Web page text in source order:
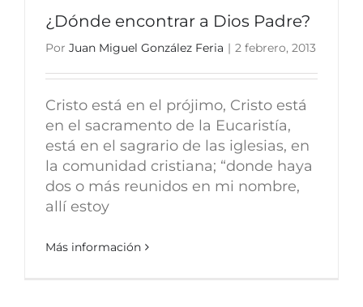
¿Dónde encontrar a Dios Padre?
Por Juan Miguel González Feria | 2 febrero, 2013
Cristo está en el prójimo, Cristo está
en el sacramento de la Eucaristía,
está en el sagrario de las iglesias, en
la comunidad cristiana; “donde haya
dos o más reunidos en mi nombre,
allí estoy
Más información